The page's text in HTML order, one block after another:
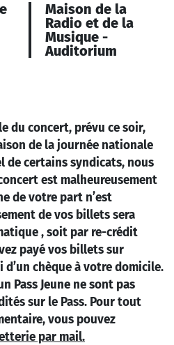
Maison de la
Radio et de la
Musique -
Auditorium
du concert, prévu ce soir,
de la journée nationale
de certains syndicats, nous
est malheureusement
de votre part n’est
de vos billets sera
, soit par re-crédit
payé vos billets sur
chèque à votre domicile.
Pass Jeune ne sont pas
sur le Pass. Pour tout
vous pouvez
par mail.